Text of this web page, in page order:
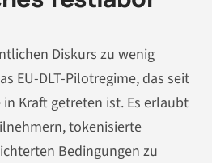
Diskurs zu wenig
EU-DLT-Pilotregime, das seit
Kraft getreten ist. Es erlaubt
tokenisierte
Bedingungen zu